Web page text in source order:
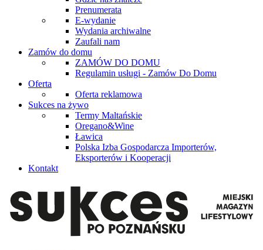
Prenumerata
E-wydanie
Wydania archiwalne
Zaufali nam
Zamów do domu
ZAMÓW DO DOMU
Regulamin usługi - Zamów Do Domu
Oferta
Oferta reklamowa
Sukces na żywo
Termy Maltańskie
Oregano&Wine
Ławica
Polska Izba Gospodarcza Importerów,
Eksporterów i Kooperacji
Kontakt